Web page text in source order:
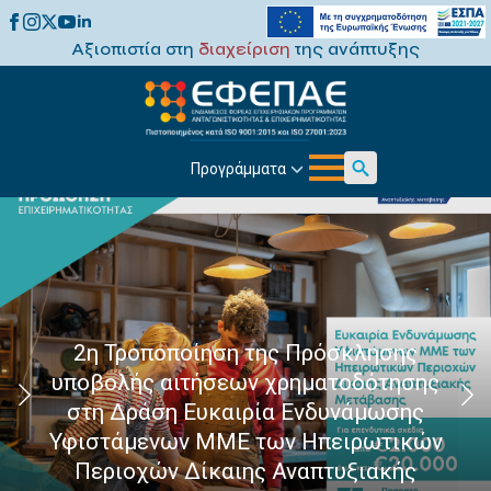
Αξιοπιστία στη διαχείριση της ανάπτυξης
Προγράμματα
Search
for:
2η Τροποποίηση της Πρόσκλησης
υποβολής αιτήσεων χρηματοδότησης
στη Δράση Ευκαιρία Ενδυνάμωσης
Υφιστάμενων ΜΜΕ των Ηπειρωτικών
Περιοχών Δίκαιης Αναπτυξιακής